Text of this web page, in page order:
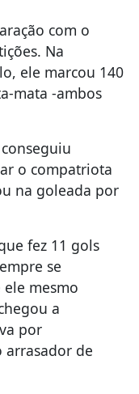
com o
Na
ele marcou 140
mata -ambos
o compatriota
na goleada por
fez 11 gols
se
mesmo
a
por
de